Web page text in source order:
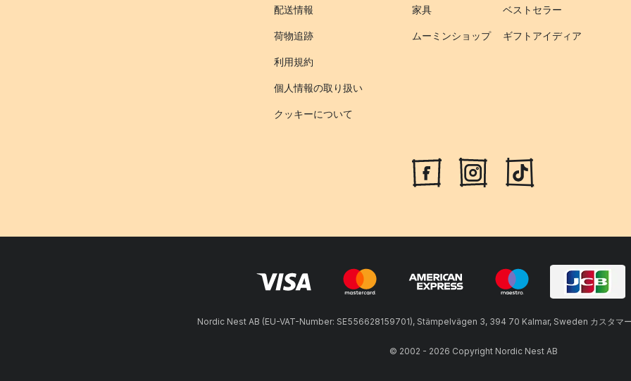
配送情報
荷物追跡
利用規約
個人情報の取り扱い
クッキーについて
家具
ムーミンショップ
ベストセラー
ギフトアイディア
Nordic Nest AB (EU-VAT-Number: SE556628159701), Stämpelvägen 3, 394 70 Kalmar, Sweden カスタマ
© 2002 - 2026 Copyright Nordic Nest AB